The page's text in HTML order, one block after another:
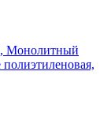
Монолитный